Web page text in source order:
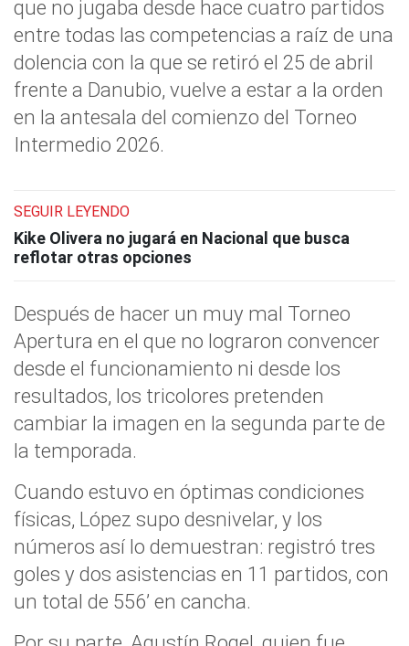
que no jugaba desde hace cuatro partidos
entre todas las competencias a raíz de una
dolencia con la que se retiró el 25 de abril
frente a Danubio, vuelve a estar a la orden
en la antesala del comienzo del Torneo
Intermedio 2026.
SEGUIR LEYENDO
Kike Olivera no jugará en Nacional que busca
reflotar otras opciones
Después de hacer un muy mal Torneo
Apertura en el que no lograron convencer
desde el funcionamiento ni desde los
resultados, los tricolores pretenden
cambiar la imagen en la segunda parte de
la temporada.
Cuando estuvo en óptimas condiciones
físicas, López supo desnivelar, y los
números así lo demuestran: registró tres
goles y dos asistencias en 11 partidos, con
un total de 556’ en cancha.